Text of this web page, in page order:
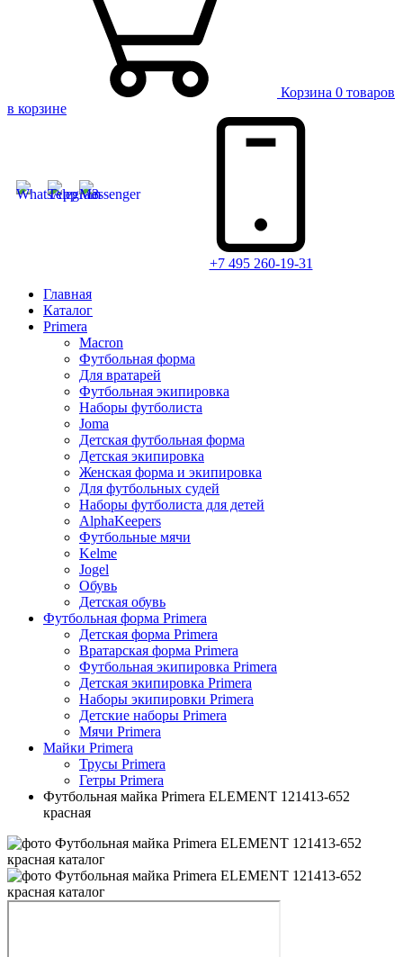
Корзина 0 товаров
в корзине
+7 495 260-19-31
Главная
Каталог
Primera
Macron
Футбольная форма
Для вратарей
Футбольная экипировка
Наборы футболиста
Joma
Детская футбольная форма
Детская экипировка
Женская форма и экипировка
Для футбольных судей
Наборы футболиста для детей
AlphaKeepers
Футбольные мячи
Kelme
Jogel
Обувь
Детская обувь
Футбольная форма Primera
Детская форма Primera
Вратарская форма Primera
Футбольная экипировка Primera
Детская экипировка Primera
Наборы экипировки Primera
Детские наборы Primera
Мячи Primera
Майки Primera
Трусы Primera
Гетры Primera
Футбольная майка Primera ELEMENT 121413-652
красная